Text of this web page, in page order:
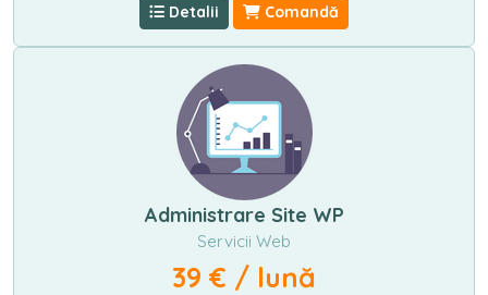
Detalii Comandă
Administrare Site WP
Servicii Web
39 € / lună